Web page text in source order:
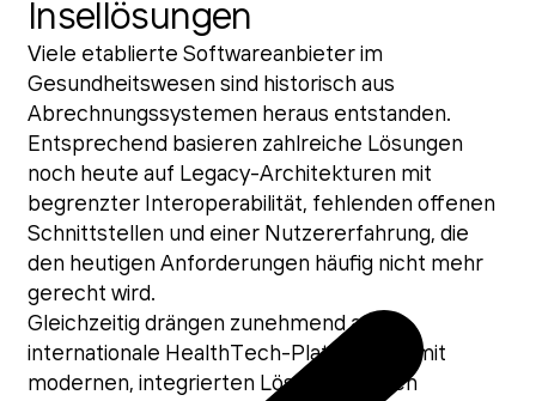
Insellösungen
Viele etablierte Softwareanbieter im
Gesundheitswesen sind historisch aus
Abrechnungssystemen heraus entstanden.
Entsprechend basieren zahlreiche Lösungen
noch heute auf Legacy-Architekturen mit
begrenzter Interoperabilität, fehlenden offenen
Schnittstellen und einer Nutzererfahrung, die
den heutigen Anforderungen häufig nicht mehr
gerecht wird.
Gleichzeitig drängen zunehmend auch
internationale HealthTech-Plattformen mit
modernen, integrierten Lösungen in den